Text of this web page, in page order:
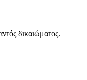
δικαιώματος.